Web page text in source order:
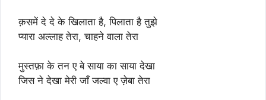
क़समें दे दे के खिलाता है, पिलाता है तुझे
प्यारा अल्लाह तेरा, चाहने वाला तेरा
मुस्तफ़ा के तन ए बे साया का साया देखा
जिस ने देखा मेरी जाँ जल्वा ए ज़ेबा तेरा